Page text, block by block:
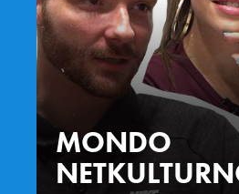
MONDO